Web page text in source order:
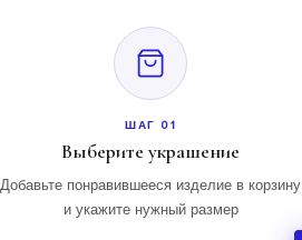
ШАГ 01
Выберите украшение
Добавьте понравившееся изделие в корзину
и укажите нужный размер